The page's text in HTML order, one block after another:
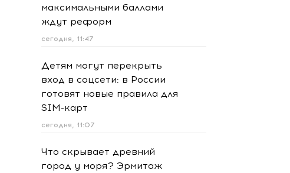
максимальными баллами
ждут реформ
сегодня, 11:47
Детям могут перекрыть
вход в соцсети: в России
готовят новые правила для
SIM-карт
сегодня, 11:07
Что скрывает древний
город у моря? Эрмитаж